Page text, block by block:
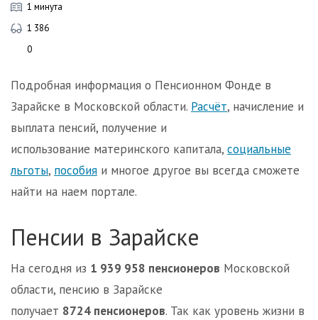
1 минута
1 386
0
Подробная информация о Пенсионном Фонде в
Зарайске в Московской области. Расчёт, начисление и
выплата пенсий, получение и
использование материнского капитала, социальные
льготы, пособия и многое другое вы всегда сможете
найти на наем портале.
Пенсии в Зарайске
На сегодня из 1 939 958 пенсионеров Московской
области, пенсию в Зарайске
получает 8724 пенсионеров. Так как уровень жизни в